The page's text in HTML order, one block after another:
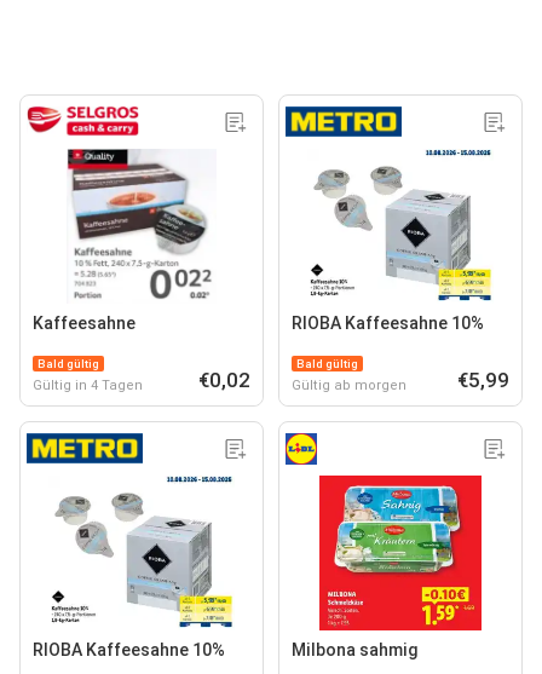
Kaffeesahne
Bald gültig
Gültig in 4 Tagen €0,02
RIOBA Kaffeesahne 10%
Bald gültig
Gültig ab morgen €5,99
RIOBA Kaffeesahne 10% Milbona sahmig